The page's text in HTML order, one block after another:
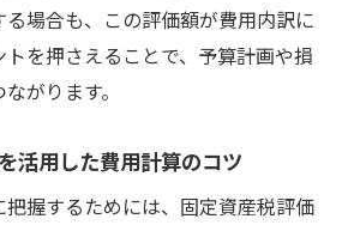
場合も、この評価額が費用内訳に
を押さえることで、予算計画や損
がります。
活用した費用計算のコツ
握するためには、固定資産税評価